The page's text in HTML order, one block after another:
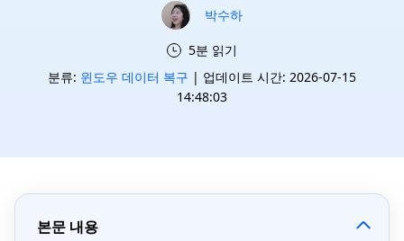
박수하
5분 읽기
분류: 윈도우 데이터 복구 | 업데이트 시간: 2026-07-15
14:48:03
본문 내용